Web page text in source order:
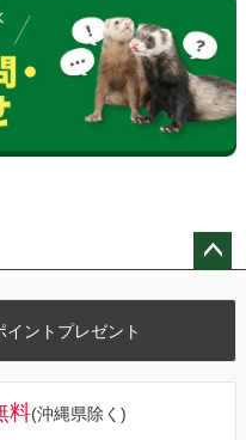
へ
イントプレゼント
料(沖縄県除く)